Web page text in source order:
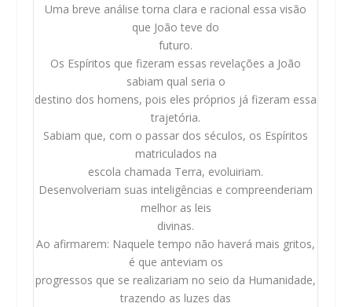
Uma breve análise torna clara e racional essa visão
que João teve do
futuro.
Os Espíritos que fizeram essas revelações a João
sabiam qual seria o
destino dos homens, pois eles próprios já fizeram essa
trajetória.
Sabiam que, com o passar dos séculos, os Espíritos
matriculados na
escola chamada Terra, evoluiriam.
Desenvolveriam suas inteligências e compreenderiam
melhor as leis
divinas.
Ao afirmarem: Naquele tempo não haverá mais gritos,
é que anteviam os
progressos que se realizariam no seio da Humanidade,
trazendo as luzes das